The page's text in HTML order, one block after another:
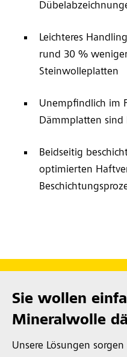
Leichteres
rund 30 %
Steinwolleplatten
Unempfindlich im
Dämmplatten sind
Beidseitig
optimierten
Sie wollen
Mineralwolle
Unsere Lösungen